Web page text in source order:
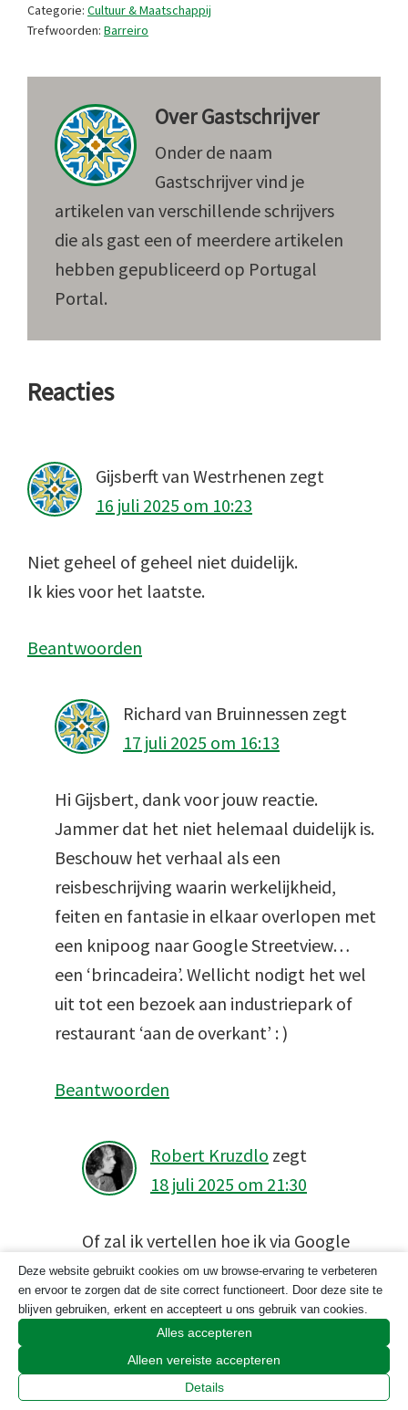
Categorie: Cultuur & Maatschappij
Trefwoorden: Barreiro
OverGastschrijver
Onder de naam
Gastschrijver vind je
artikelen van verschillende schrijvers
die als gast een of meerdere artikelen
hebben gepubliceerd op Portugal
Portal.
Lees
Reacties
Gijsberft van Westrhenen zegt
16 juli 2025 om 10:23
Niet geheel of geheel niet duidelijk.
Ik kies voor het laatste.
Beantwoorden
Richard van Bruinnessen zegt
17 juli 2025 om 16:13
Hi Gijsbert, dank voor jouw reactie.
Jammer dat het niet helemaal duidelijk is.
Beschouw het verhaal als een
reisbeschrijving waarin werkelijkheid,
feiten en fantasie in elkaar overlopen met
een knipoog naar Google Streetview…
een ‘brincadeira’. Wellicht nodigt het wel
uit tot een bezoek aan industriepark of
restaurant ‘aan de overkant’ : )
Beantwoorden
Robert Kruzdlo zegt
18 juli 2025 om 21:30
Of zal ik vertellen hoe ik via Google
Streetview over een snelweg wandelde
om me voor te stellen hoe de rit langs
een meer in Guatemala van datzelfde
personage eruitzag, zodat ik me beter
kon inleven? En: wat kan ik vertellen
Deze website gebruikt cookies om uw browse-ervaring te verbeteren
en ervoor te zorgen dat de site correct functioneert. Door deze site te
blijven gebruiken, erkent en accepteert u ons gebruik van cookies.
Alles accepteren
Alleen vereiste accepteren
Details